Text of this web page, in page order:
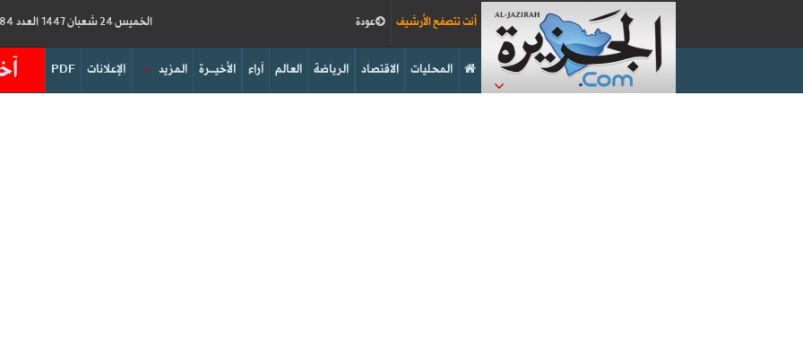
الخميس 24 شعبان 1447 العدد 19184 عودة أنت تتصفح الأرشيف
PDF الإعلانات المزيد الأخيــرة آراء العالم الرياضة الاقتصاد المحليات